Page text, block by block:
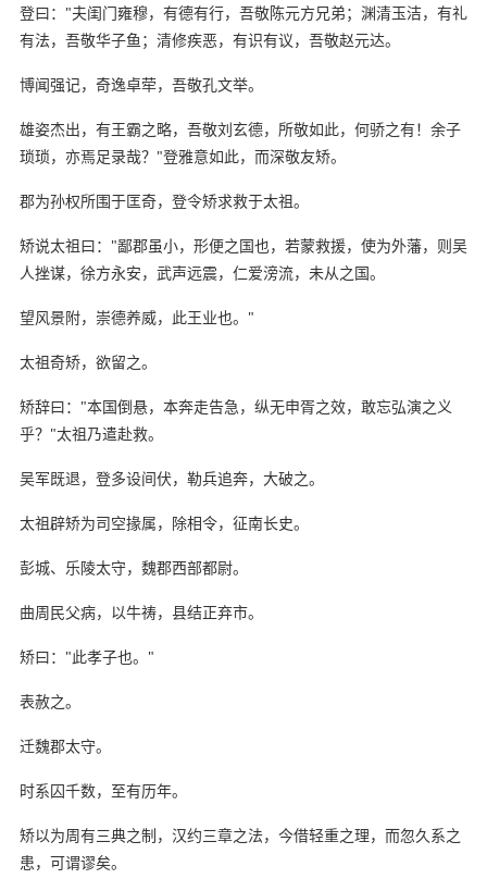
登曰："夫闺门雍穆，有德有行，吾敬陈元方兄弟；渊清玉洁，有礼
有法，吾敬华子鱼；清修疾恶，有识有议，吾敬赵元达。
博闻强记，奇逸卓荦，吾敬孔文举。
雄姿杰出，有王霸之略，吾敬刘玄德，所敬如此，何骄之有！余子
琐琐，亦焉足录哉？"登雅意如此，而深敬友矫。
郡为孙权所围于匡奇，登令矫求救于太祖。
矫说太祖曰："鄙郡虽小，形便之国也，若蒙救援，使为外藩，则吴
人挫谋，徐方永安，武声远震，仁爱滂流，未从之国。
望风景附，崇德养威，此王业也。"
太祖奇矫，欲留之。
矫辞曰："本国倒悬，本奔走告急，纵无申胥之效，敢忘弘演之义
乎？"太祖乃遣赴救。
吴军既退，登多设间伏，勒兵追奔，大破之。
太祖辟矫为司空掾属，除相令，征南长史。
彭城、乐陵太守，魏郡西部都尉。
曲周民父病，以牛祷，县结正弃市。
矫曰："此孝子也。"
表赦之。
迁魏郡太守。
时系囚千数，至有历年。
矫以为周有三典之制，汉约三章之法，今借轻重之理，而忽久系之
患，可谓谬矣。